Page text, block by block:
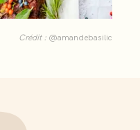
Crédit : @amandebasilic